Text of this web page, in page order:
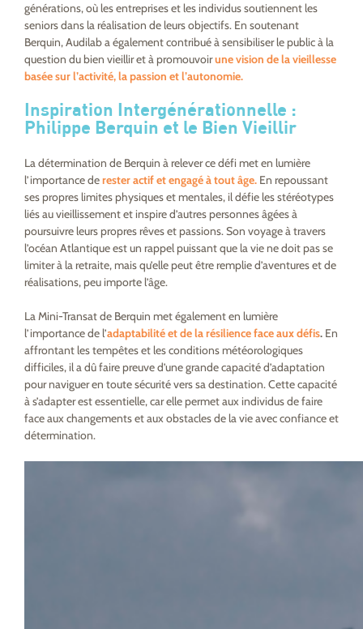
générations, où les entreprises et les individus soutiennent les
seniors dans la réalisation de leurs objectifs. En soutenant
Berquin, Audilab a également contribué à sensibiliser le public à la
question du bien vieillir et à promouvoirune vision de la vieillesse
basée sur l’activité, la passion et l’autonomie.
Inspiration Intergénérationnelle :
Philippe Berquin et le Bien Vieillir
La détermination de Berquin à relever ce défi met en lumière
l’importance derester actif et engagé à tout âge. En repoussant
ses propres limites physiques et mentales, il défie les stéréotypes
liés au vieillissement et inspire d’autres personnes âgées à
poursuivre leurs propres rêves et passions. Son voyage à travers
l’océan Atlantique est un rappel puissant que la vie ne doit pas se
limiter à la retraite, mais qu’elle peut être remplie d’aventures et de
réalisations, peu importe l’âge.
La Mini-Transat de Berquin met également en lumière
l’importance de l’adaptabilité et de la résilience face aux défis. En
affrontant les tempêtes et les conditions météorologiques
difficiles, il a dû faire preuve d’une grande capacité d’adaptation
pour naviguer en toute sécurité vers sa destination. Cette capacité
à s’adapter est essentielle, car elle permet aux individus de faire
face aux changements et aux obstacles de la vie avec confiance et
détermination.